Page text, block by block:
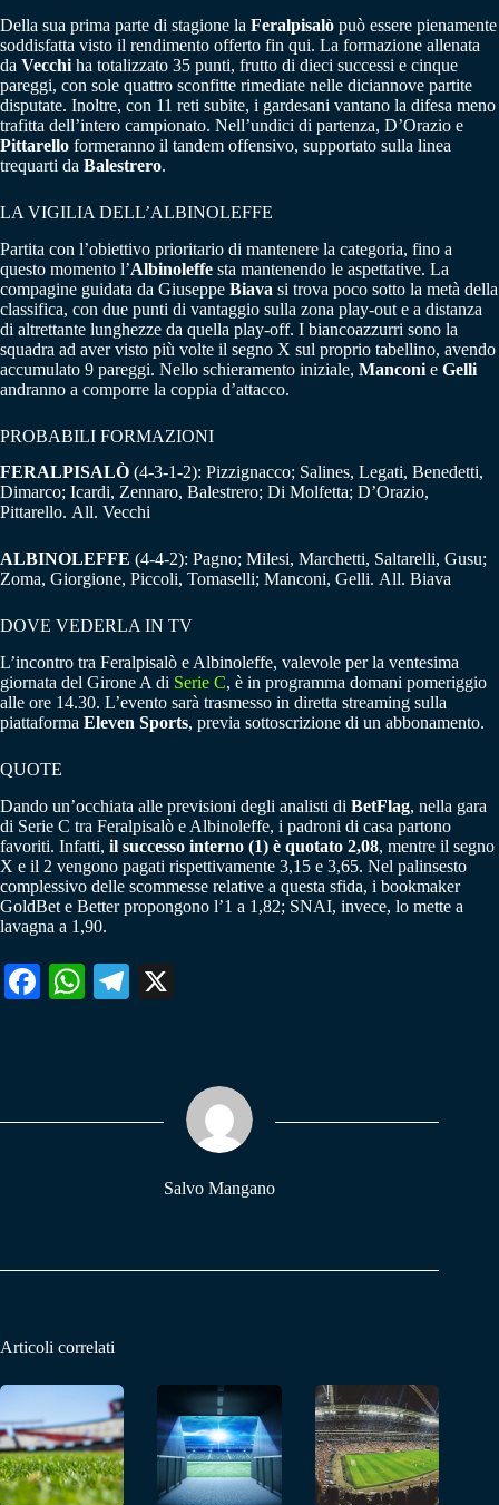
Della sua prima parte di stagione la Feralpisalò può essere pienamente
soddisfatta visto il rendimento offerto fin qui. La formazione allenata
da Vecchi ha totalizzato 35 punti, frutto di dieci successi e cinque
pareggi, con sole quattro sconfitte rimediate nelle diciannove partite
disputate. Inoltre, con 11 reti subite, i gardesani vantano la difesa meno
trafitta dell’intero campionato. Nell’undici di partenza, D’Orazio e
Pittarello formeranno il tandem offensivo, supportato sulla linea
trequarti da Balestrero.
LA VIGILIA DELL’ALBINOLEFFE
Partita con l’obiettivo prioritario di mantenere la categoria, fino a
questo momento l’Albinoleffe sta mantenendo le aspettative. La
compagine guidata da Giuseppe Biava si trova poco sotto la metà della
classifica, con due punti di vantaggio sulla zona play-out e a distanza
di altrettante lunghezze da quella play-off. I biancoazzurri sono la
squadra ad aver visto più volte il segno X sul proprio tabellino, avendo
accumulato 9 pareggi. Nello schieramento iniziale, Manconi e Gelli
andranno a comporre la coppia d’attacco.
PROBABILI FORMAZIONI
FERALPISALÒ (4-3-1-2): Pizzignacco; Salines, Legati, Benedetti,
Dimarco; Icardi, Zennaro, Balestrero; Di Molfetta; D’Orazio,
Pittarello. All. Vecchi
ALBINOLEFFE (4-4-2): Pagno; Milesi, Marchetti, Saltarelli, Gusu;
Zoma, Giorgione, Piccoli, Tomaselli; Manconi, Gelli. All. Biava
DOVE VEDERLA IN TV
L’incontro tra Feralpisalò e Albinoleffe, valevole per la ventesima
giornata del Girone A di Serie C, è in programma domani pomeriggio
alle ore 14.30. L’evento sarà trasmesso in diretta streaming sulla
piattaforma Eleven Sports, previa sottoscrizione di un abbonamento.
QUOTE
Dando un’occhiata alle previsioni degli analisti di BetFlag, nella gara
di Serie C tra Feralpisalò e Albinoleffe, i padroni di casa partono
favoriti. Infatti, il successo interno (1) è quotato 2,08, mentre il segno
X e il 2 vengono pagati rispettivamente 3,15 e 3,65. Nel palinsesto
complessivo delle scommesse relative a questa sfida, i bookmaker
GoldBet e Better propongono l’1 a 1,82; SNAI, invece, lo mette a
lavagna a 1,90.
Fa W
pp
Te
m
Salvo Mangano
Articoli correlati